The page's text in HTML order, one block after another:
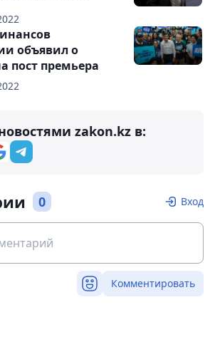
объявил о
пост премьера
zakon.kz в:
0 Вход
Комментировать